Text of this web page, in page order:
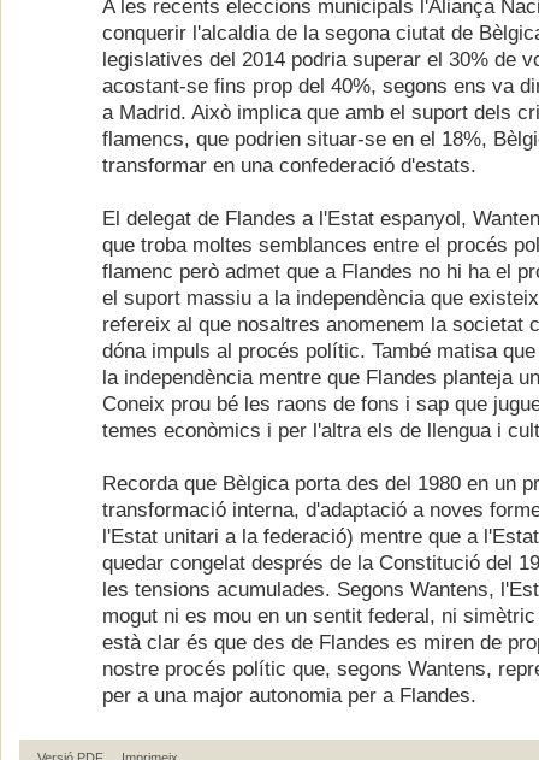
A les recents eleccions municipals l'Aliança
conquerir l'alcaldia de la segona ciutat de
legislatives del 2014 podria superar el 30% de
acostant-se fins prop del 40%, segons ens va
a Madrid. Això implica que amb el suport dels
flamencs, que podrien situar-se en el 18%,
transformar en una confederació d'estats.
El delegat de Flandes a l'Estat espanyol,
que troba moltes semblances entre el procés
flamenc però admet que a Flandes no hi ha el
el suport massiu a la independència que
refereix al que nosaltres anomenem la societat
dóna impuls al procés polític. També matisa
la independència mentre que Flandes planteja
Coneix prou bé les raons de fons i sap que
temes econòmics i per l'altra els de llengua i
Recorda que Bèlgica porta des del 1980 en un
transformació interna, d'adaptació a noves
l'Estat unitari a la federació) mentre que a
quedar congelat després de la Constitució del
les tensions acumulades. Segons Wantens,
mogut ni es mou en un sentit federal, ni
està clar és que des de Flandes es miren de
nostre procés polític que, segons Wantens,
per a una major autonomia per a Flandes.